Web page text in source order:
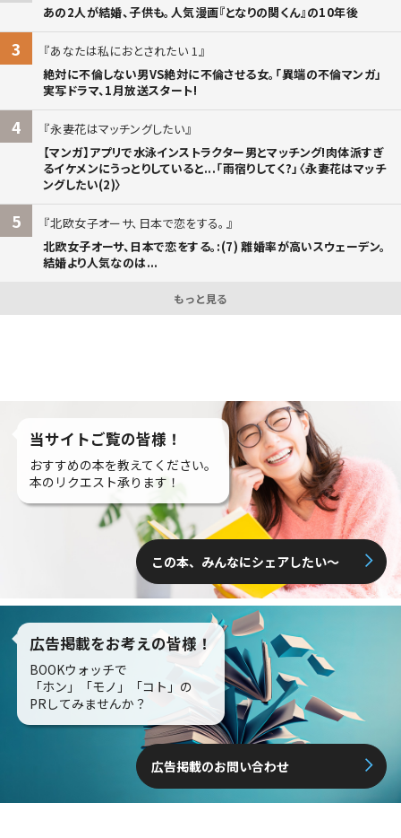
あの2人が結婚、子供も。人気漫画『となりの関くん』の10年後
3
あなたは私におとされたい 1
絶対に不倫しない男VS絶対に不倫させる女。「異端の不倫マンガ」
実写ドラマ、1月放送スタート!
4
永妻花はマッチングしたい
【マンガ】アプリで水泳インストラクター男とマッチング!肉体派すぎ
るイケメンにうっとりしていると...「雨宿りしてく?」〈永妻花はマッチ
ングしたい(2)〉
5
北欧女子オーサ、日本で恋をする。
北欧女子オーサ、日本で恋をする。:(7) 離婚率が高いスウェーデン。
結婚より人気なのは...
もっと見る
当サイトご覧の皆様！
おすすめの本を教えてください。
本のリクエスト承ります！
この本、みんなにシェアしたい〜
広告掲載をお考えの皆様！
BOOKウォッチで
「ホン」「モノ」「コト」の
PRしてみませんか？
広告掲載のお問い合わせ